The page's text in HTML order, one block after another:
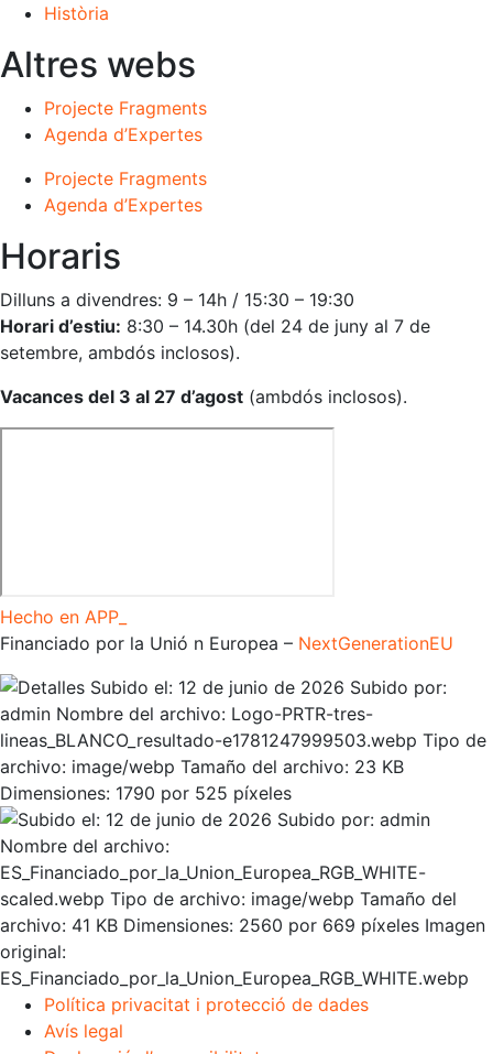
Història
Altres webs
Projecte Fragments
Agenda d’Expertes
Projecte Fragments
Agenda d’Expertes
Horaris
Dilluns a divendres: 9 – 14h / 15:30 – 19:30
Horari d’estiu: 8:30 – 14.30h (del 24 de juny al 7 de
setembre, ambdós inclosos).
Vacances del 3 al 27 d’agost (ambdós inclosos).
Hecho en APP_
Financiado por la Unió n Europea – NextGenerationEU
Política privacitat i protecció de dades
Avís legal